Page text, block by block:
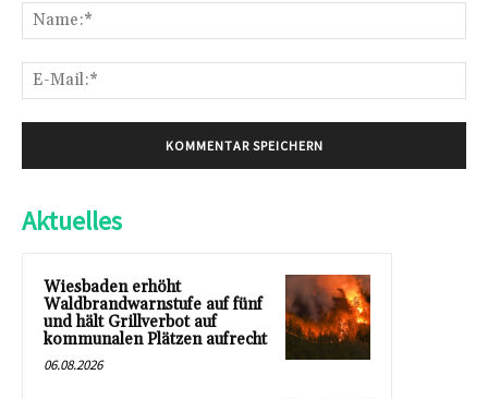
Aktuelles
Wiesbaden erhöht
Waldbrandwarnstufe auf fünf
und hält Grillverbot auf
kommunalen Plätzen aufrecht
06.08.2026